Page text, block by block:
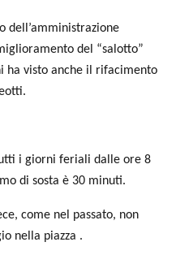
dell’amministrazione
del “salotto”
ha visto anche il rifacimento
i giorni feriali dalle ore 8
di sosta è 30 minuti.
come nel passato, non
nella piazza .